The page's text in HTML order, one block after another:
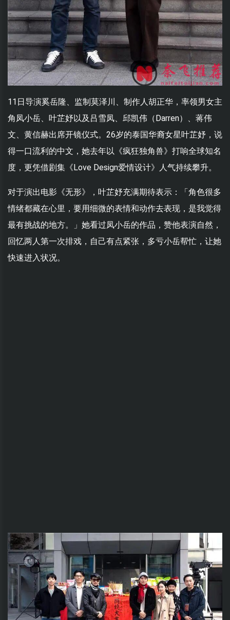
11日导演奚岳隆、监制莫泽川、制作人胡正华，率领男女主
角凤小岳、叶芷妤以及吕雪凤、邱凯伟（Darren）、蒋伟
文、黄信赫出席开镜仪式。26岁的泰国华裔女星叶芷妤，说
得一口流利的中文，她去年以《疯狂独角兽》打响全球知名
度，更凭借剧集《Love Design爱情设计》人气持续攀升。
对于演出电影《无形》，叶芷妤充满期待表示：「角色很多
情绪都藏在心里，要用细微的表情和动作去表现，是我觉得
最有挑战的地方。」她看过凤小岳的作品，赞他表演自然，
回忆两人第一次排戏，自己有点紧张，多亏小岳帮忙，让她
快速进入状况。